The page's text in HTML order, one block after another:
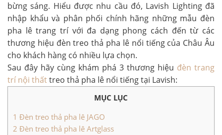
bừng sáng. Hiểu được nhu cầu đó, Lavish Lighting đã
nhập khẩu và phân phối chính hãng những mẫu đèn
pha lê trang trí với đa dạng phong cách đến từ các
thương hiệu đèn treo thả pha lê nổi tiếng của Châu Âu
cho khách hàng có nhiều lựa chọn.
Sau đây hãy cùng khám phá 3 thương hiệu đèn trang
trí nội thấttreo thả pha lê nổi tiếng tại Lavish:
MỤC LỤC
1 Đèn treo thả pha lê JAGO
2 Đèn treo thả pha lê Artglass